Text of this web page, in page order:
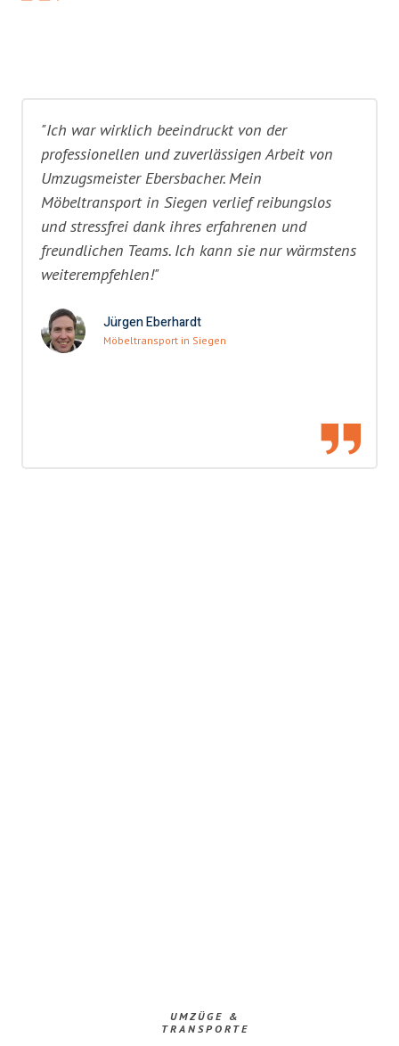
"Ich war wirklich beeindruckt von der
professionellen und zuverlässigen Arbeit von
Umzugsmeister Ebersbacher. Mein
Möbeltransport in Siegen verlief reibungslos
und stressfrei dank ihres erfahrenen und
freundlichen Teams. Ich kann sie nur wärmstens
weiterempfehlen!"
Jürgen Eberhardt
Möbeltransport in Siegen
UMZÜGE &
TRANSPORTE